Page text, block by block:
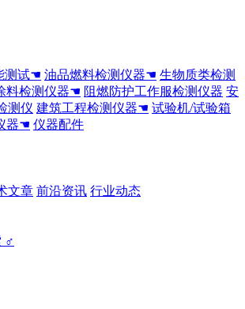
测试☚ 油品燃料检测仪器☚ 生物质类检测
料检测仪器☚ 阻燃防护工作服检测仪器 安
测仪 建筑工程检测仪器☚ 试验机/试验箱
器☚ 仪器配件
文章 前沿资讯 行业动态
♂